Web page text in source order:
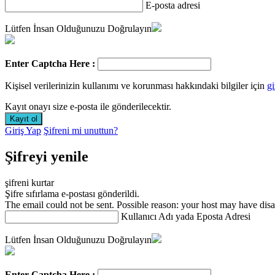
E-posta adresi
Lütfen İnsan Olduğunuzu Doğrulayın
Enter Captcha Here :
Kişisel verilerinizin kullanımı ve korunması hakkındaki bilgiler için
Kayıt onayı size e-posta ile gönderilecektir.
Giriş Yap Şifreni mi unuttun?
Şifreyi yenile
şifreni kurtar
Şifre sıfırlama e-postası gönderildi.
The email could not be sent. Possible reason: your host may have
Kullanıcı Adı yada Eposta Adresi
Lütfen İnsan Olduğunuzu Doğrulayın